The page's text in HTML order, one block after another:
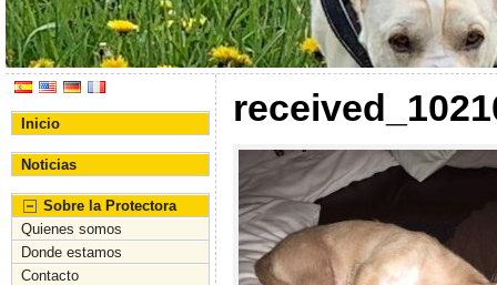
Inicio
Noticias
Sobre la Protectora
Quienes somos
Donde estamos
Contacto